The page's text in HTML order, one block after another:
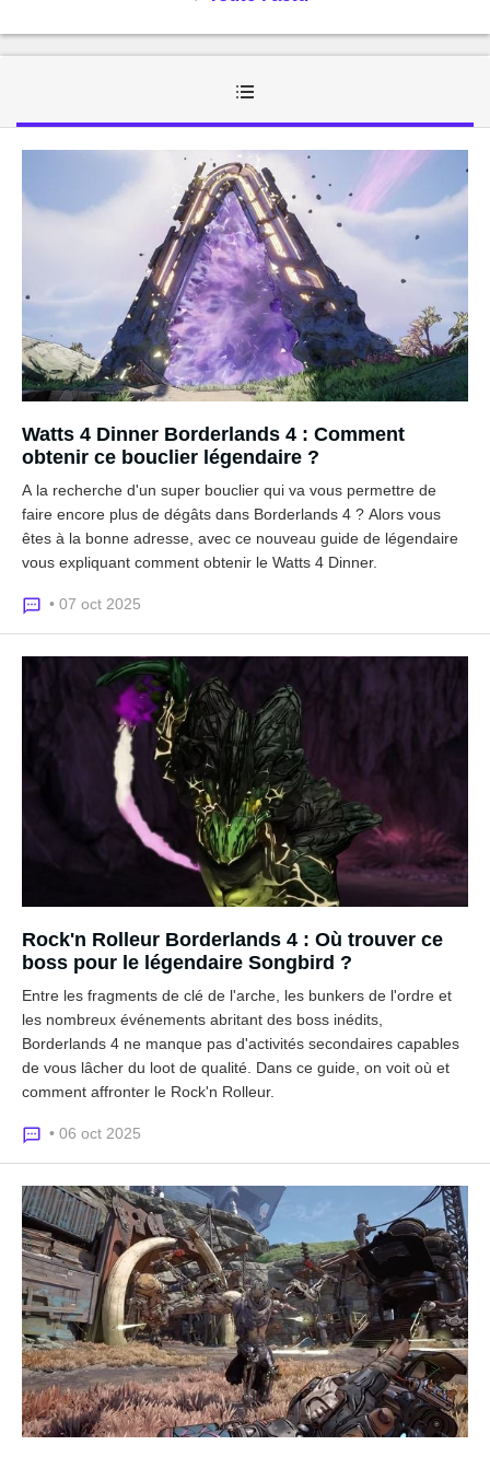
Watts 4 Dinner Borderlands 4 : Comment
obtenir ce bouclier légendaire ?
A la recherche d'un super bouclier qui va vous permettre de
faire encore plus de dégâts dans Borderlands 4 ? Alors vous
êtes à la bonne adresse, avec ce nouveau guide de légendaire
vous expliquant comment obtenir le Watts 4 Dinner.
• 07 oct 2025
Rock'n Rolleur Borderlands 4 : Où trouver ce
boss pour le légendaire Songbird ?
Entre les fragments de clé de l'arche, les bunkers de l'ordre et
les nombreux événements abritant des boss inédits,
Borderlands 4 ne manque pas d'activités secondaires capables
de vous lâcher du loot de qualité. Dans ce guide, on voit où et
comment affronter le Rock'n Rolleur.
• 06 oct 2025